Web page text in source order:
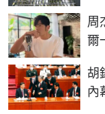
周
爾
胡
內